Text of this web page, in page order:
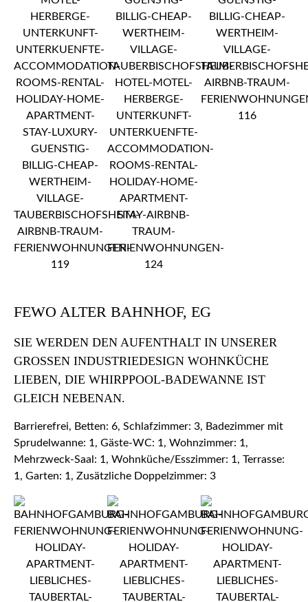
FEWO ALTER BAHNHOF, EG
SIE WERDEN DEN AUFENTHALT IN UNSERER
GROSSEN INDUSTRIEDESIGN WOHNKÜCHE L
IEBEN, DIE WHIRPPOOL-BADEWANNE IST G
LEICH NEBENAN.
Barrierefrei, Betten: 6, Schlafzimmer: 3, Badezimmer mit
Sprudelwanne: 1, Gäste-WC: 1, Wohnzimmer: 1,
Mehrzweck-Saal: 1, Wohnküche/Esszimmer: 1, Terrasse:
1, Garten: 1, Zusätzliche Doppelzimmer: 3